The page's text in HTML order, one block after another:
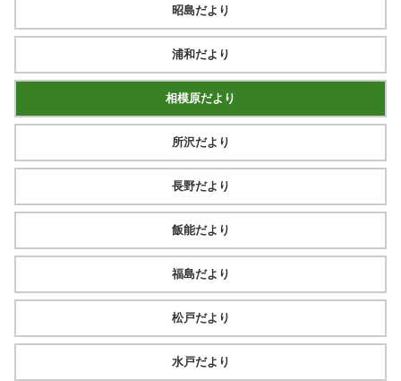
昭島だより
浦和だより
相模原だより
所沢だより
長野だより
飯能だより
福島だより
松戸だより
水戸だより